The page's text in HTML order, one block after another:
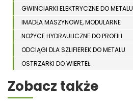
GWINCIARKI ELEKTRYCZNE DO METALU
IMADŁA MASZYNOWE, MODULARNE
NOŻYCE HYDRAULICZNE DO PROFILI
ODCIĄGI DLA SZLIFIEREK DO METALU
OSTRZARKI DO WIERTEŁ
PIŁY TAŚMOWE DO METALU
Zobacz także